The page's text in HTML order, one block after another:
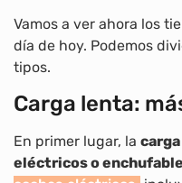
Vamos a ver ahora los
día de hoy. Podemos
tipos.
Carga lenta:
En primer lugar, la
eléctricos o